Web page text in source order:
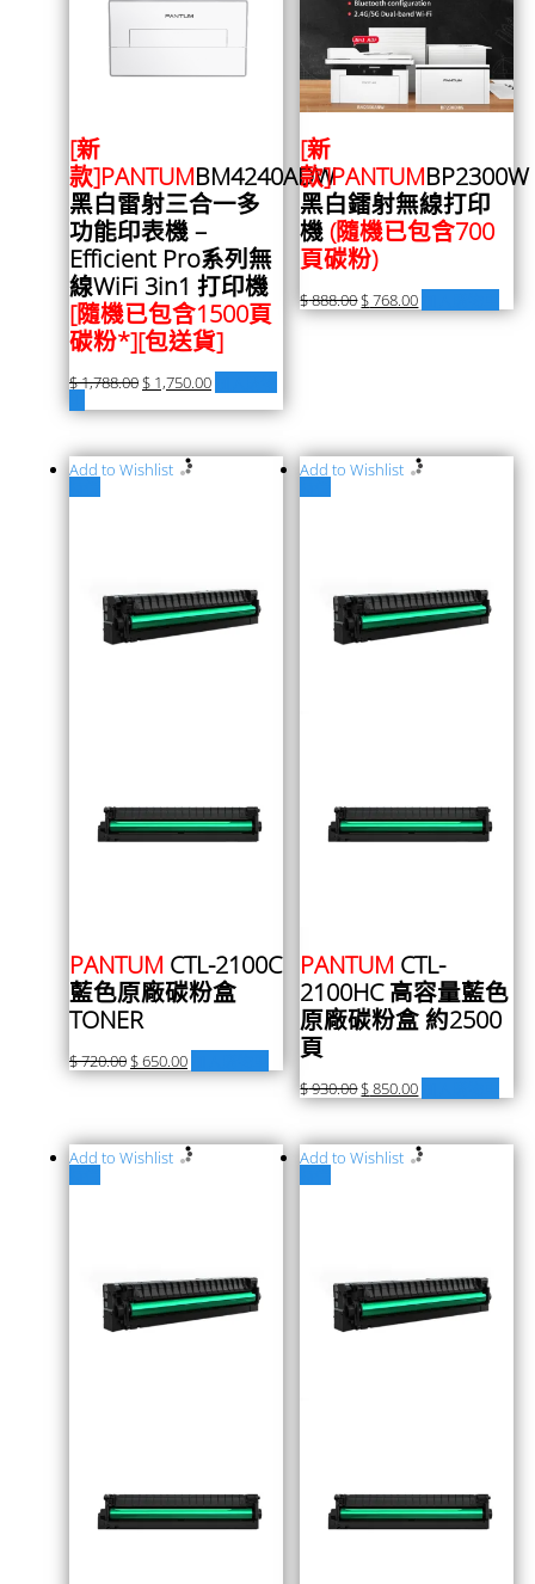
[新
款]PANTUMBM4240ADW
黑白雷射三合一多
功能印表機 –
Efficient Pro系列無
線WiFi 3in1 打印機
[隨機已包含1500頁
碳粉*][包送貨]
$1,788.00$ 1,750.00
[新
款]PANTUMBP2300W
黑白鐳射無線打印
機(隨機已包含700
頁碳粉)
$888.00$768.00
Add to Wishlist
PANTUM CTL-2100C
藍色原廠碳粉盒
TONER
$720.00$650.00
Add to Wishlist
PANTUM CTL-
2100HC 高容量藍色
原廠碳粉盒 約2500
頁
$930.00$850.00
Add to Wishlist
Add to Wishlist